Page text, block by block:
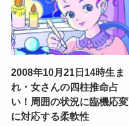
2008年10月21日14時生ま
れ・女さんの四柱推命占
い！周囲の状況に臨機応変
に対応する柔軟性